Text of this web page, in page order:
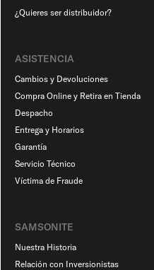
¿Quieres ser distribuidor?
ASISTENCIA
Cambios y Devoluciones
Compra Online y Retira en Tienda
Despacho
Entrega y Horarios
Garantía
Servicio Técnico
Víctima de Fraude
SAMSONITE
Nuestra Historia
Relación con Inversionistas